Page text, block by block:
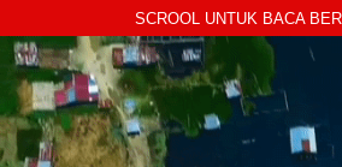
ke
konten
SCROOL UNTUK BACA